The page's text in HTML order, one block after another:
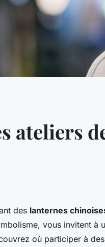
ateliers
des lanternes
vous invitent à
où participer à